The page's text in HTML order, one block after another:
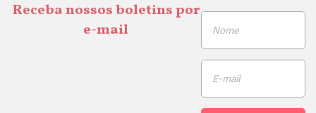
Receba nossos boletins por
e-mail